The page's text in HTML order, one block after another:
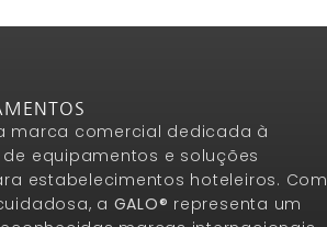
marca comercial dedicada à
equipamentos e soluções
estabelecimentos hoteleiros. Com
a GALO® representa um